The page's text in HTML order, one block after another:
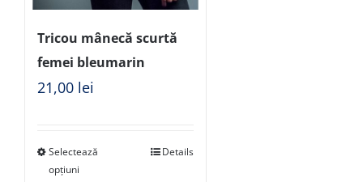
Tricou mânecă scurtă
femei bleumarin
21,00 lei
Selectează
opțiuni
Details